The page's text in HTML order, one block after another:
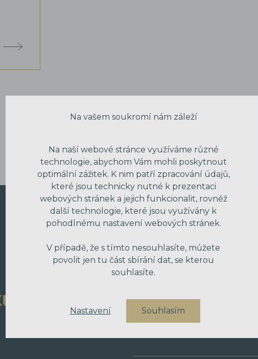
VAŠE JMÉNO
Na vašem soukromí nám záleží
Na naší webové stránce využíváme různé
technologie, abychom Vám mohli poskytnout
optimální zážitek. K nim patří zpracování údajů,
které jsou technicky nutné k prezentaci
webových stránek a jejich funkcionalit, rovněž
další technologie, které jsou využívány k
pohodlnému nastavení webových stránek.
V případě, že s tímto nesouhlasíte, můžete
povolit jen tu část sbírání dat, se kterou
souhlasíte.
Nastavení Souhlasím